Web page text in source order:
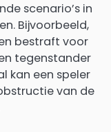
scenario’s in
Bijvoorbeeld,
bestraft voor
tegenstander
kan een speler
van de